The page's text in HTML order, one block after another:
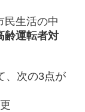
民生活の中
齢運転者対
、次の3点が